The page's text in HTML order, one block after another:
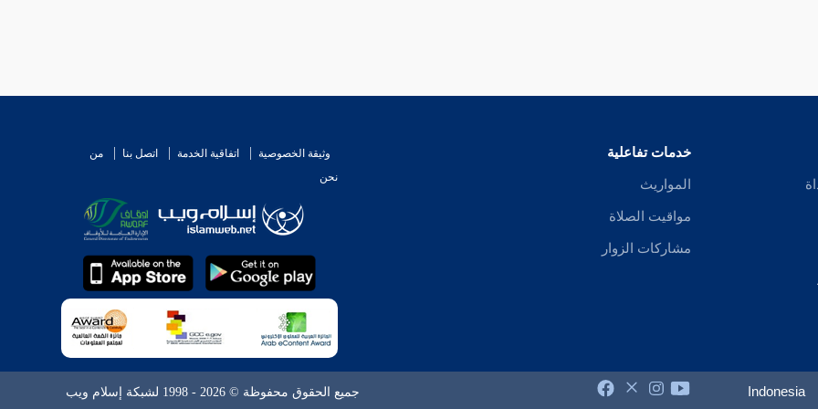
خدمات تفاعلية
المواريث
مواقيت الصلاة
مشاركات الزوار
وثيقة الخصوصية اتفاقية الخدمة اتصل بنا
من
نحن
Indonesia جميع الحقوق محفوظة © 2026 - 1998 لشبكة إسلام ويب